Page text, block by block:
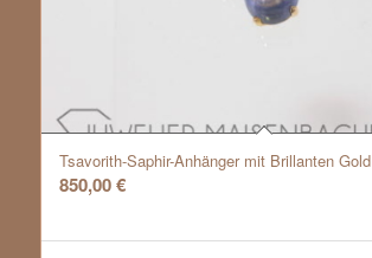
Tsavorith-Saphir-Anhänger mit Brillanten Gold
850,00€